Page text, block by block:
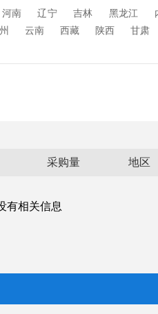
其它
河南 辽宁 吉林 黑龙江
云南 西藏 陕西 甘肃
采购量 地区
有相关信息